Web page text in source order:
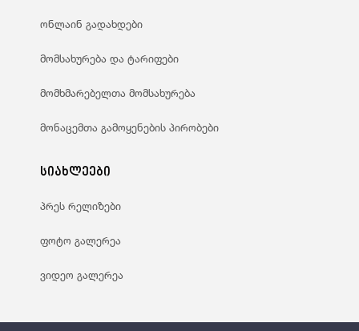
ონლაინ გადახდები
მომსახურება და ტარიფები
მომხმარებელთა მომსახურება
მონაცემთა გამოყენების პირობები
სიახლეები
პრეს რელიზები
ფოტო გალერეა
ვიდეო გალერეა